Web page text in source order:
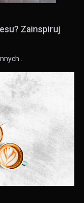
Zainspiruj